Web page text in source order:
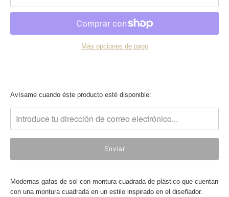
Más opciones de pago
Translation
es.products.notify_form.description:
Avísame cuando éste producto esté disponible:
Modernas gafas de sol con montura cuadrada de plástico que cuentan
con una montura cuadrada en un estilo inspirado en el diseñador.